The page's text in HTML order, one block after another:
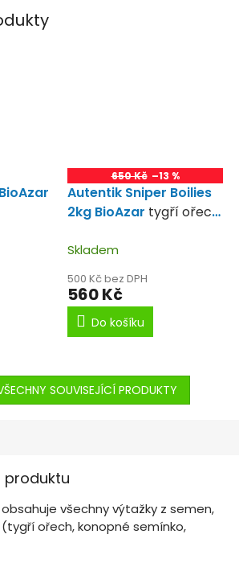
650 Kč –13 %
Autentik Sniper Boilies
2kg BioAzar tygří ořech,
kukuřice.
Skladem
500 Kč bez DPH
560 Kč
Do košíku
SOUVISEJÍCÍ PRODUKTY
produktu
všechny výtažky z semen,
ořech, konopné semínko,